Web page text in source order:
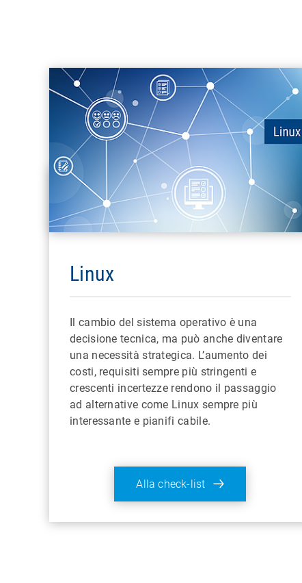
Linux
Il cambio del sistema operativo è una
decisione tecnica, ma può anche diventare
una necessità strategica. L’aumento dei
costi, requisiti sempre più stringenti e
crescenti incertezze rendono il passaggio
ad alternative come Linux sempre più
interessante e pianifi cabile.
Alla check-list